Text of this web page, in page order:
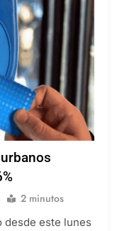
2 minutos
desde este lunes